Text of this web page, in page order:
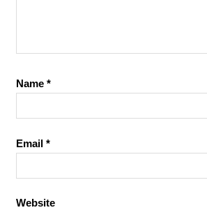
Name *
Email *
Website